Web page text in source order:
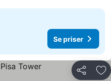
Se priser
Del